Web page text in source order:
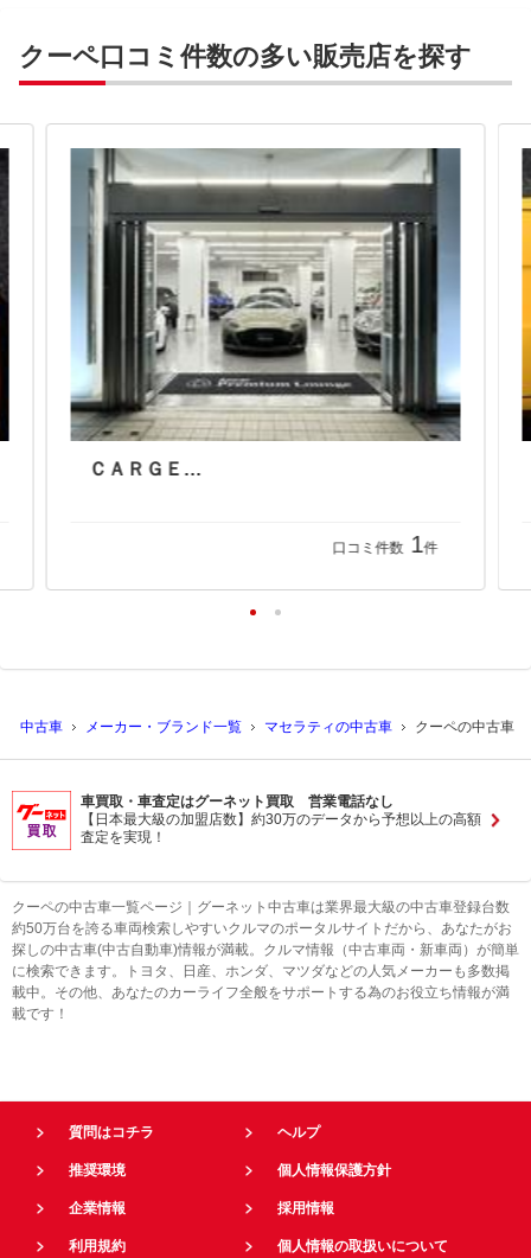
クーペ口コミ件数の多い販売店を探す
ＣＡＲＧＥＮＴ
口コミ件数 1件
中古車 メーカー・ブランド一覧 マセラティの中古車 クーペの中古車
車買取・車査定はグーネット買取 営業電話なし
【日本最大級の加盟店数】約30万のデータから予想以上の高額
査定を実現！
クーペの中古車一覧ページ｜グーネット中古車は業界最大級の中古車登録台数
約50万台を誇る車両検索しやすいクルマのポータルサイトだから、あなたがお
探しの中古車(中古自動車)情報が満載。クルマ情報（中古車両・新車両）が簡単
に検索できます。トヨタ、日産、ホンダ、マツダなどの人気メーカーも多数掲
載中。その他、あなたのカーライフ全般をサポートする為のお役立ち情報が満
載です！
質問はコチラ ヘルプ
推奨環境 個人情報保護方針
企業情報 採用情報
利用規約 個人情報の取扱いについて